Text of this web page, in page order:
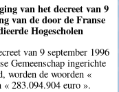
van het decreet van 9
van de door de Franse
Hogescholen
van 9 september 1996
Gemeenschap ingerichte
worden de woorden «
« 283.094.904 euro ».